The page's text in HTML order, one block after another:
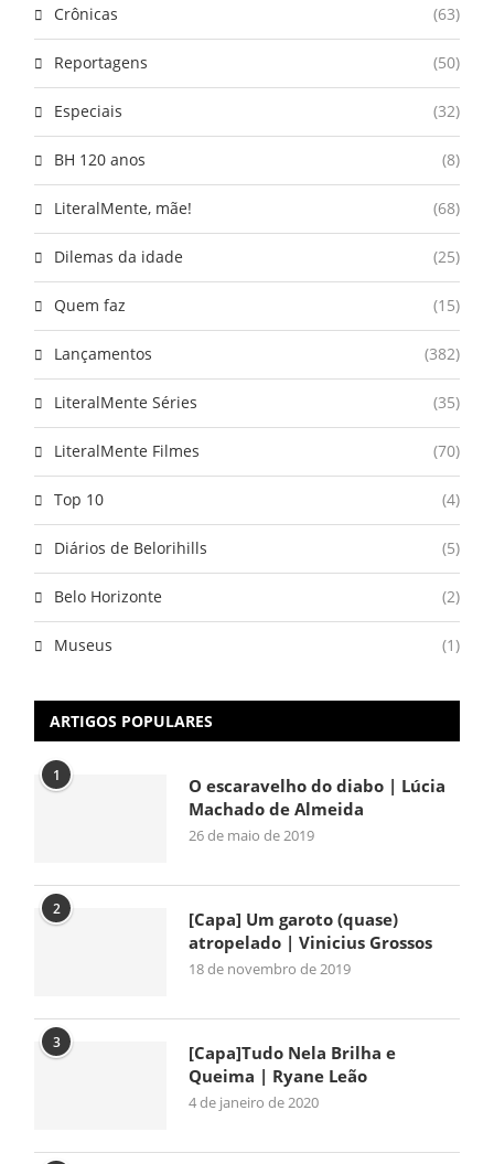
Crônicas (63)
Reportagens (50)
Especiais (32)
BH 120 anos (8)
LiteralMente, mãe! (68)
Dilemas da idade (25)
Quem faz (15)
Lançamentos (382)
LiteralMente Séries (35)
LiteralMente Filmes (70)
Top 10 (4)
Diários de Belorihills (5)
Belo Horizonte (2)
Museus (1)
ARTIGOS POPULARES
1
O escaravelho do diabo | Lúcia
Machado de Almeida
26 de maio de 2019
2
[Capa] Um garoto (quase)
atropelado | Vinicius Grossos
18 de novembro de 2019
3
[Capa]Tudo Nela Brilha e
Queima | Ryane Leão
4 de janeiro de 2020